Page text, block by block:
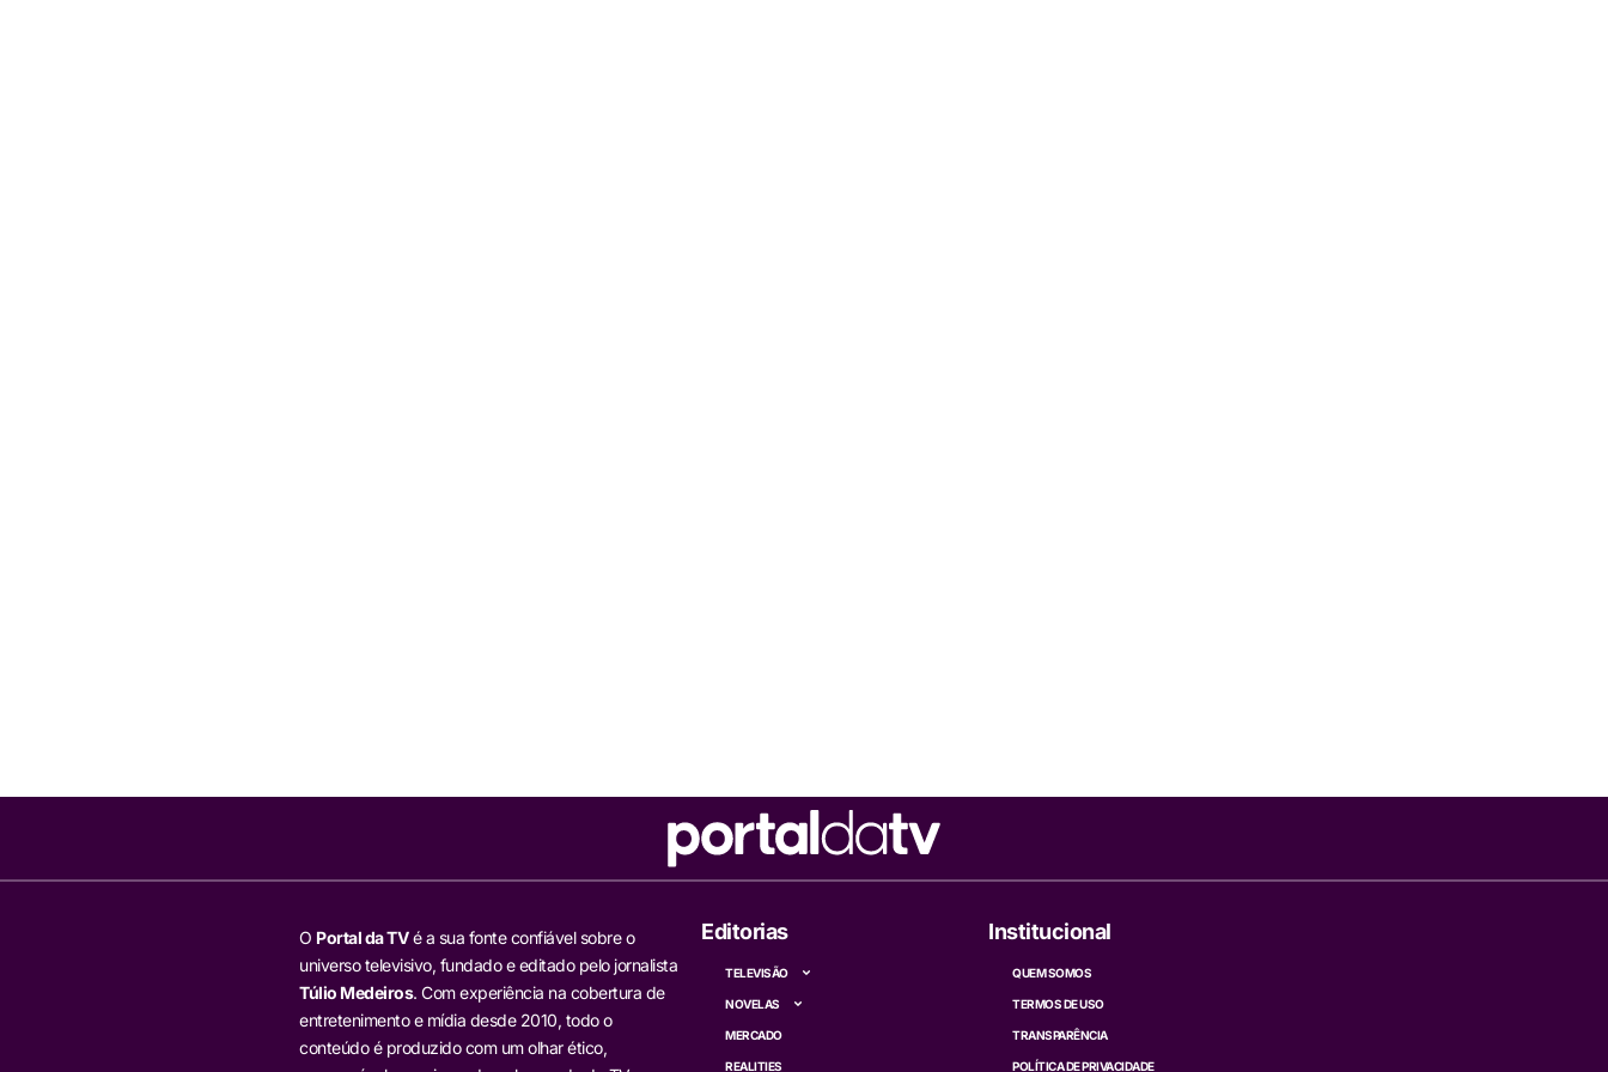
O Portal da TVé a sua fonte confiável sobre o
universo televisivo, fundado e editado pelo jornalista
Túlio Medeiros. Com experiência na cobertura de
entretenimento e mídia desde 2010, todo o
conteúdo é produzido com um olhar ético,
Editorias
TELEVISÃO
NOVELAS
MERCADO
REALITIES
Institucional
QUEM SOMOS
TERMOS DE USO
TRANSPARÊNCIA
POLÍTICA DE PRIVACIDADE